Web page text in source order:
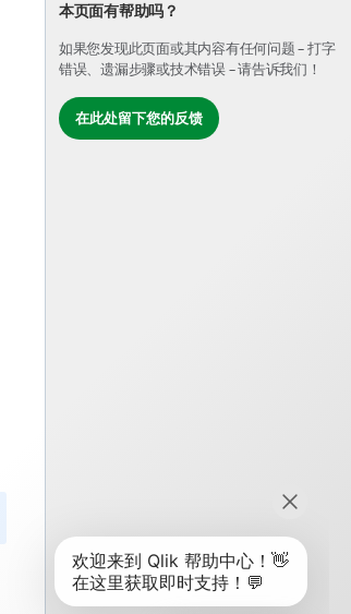
本页面有帮助吗？
如果您发现此页面或其内容有任何问题 – 打字
错误、遗漏步骤或技术错误 – 请告诉我们！
在此处留下您的反馈